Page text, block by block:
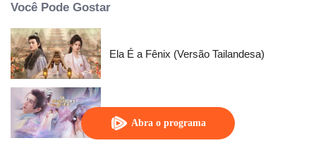
Abra o programa
Você Pode Gostar
Ela É a Fênix (Versão Tailandesa)
As Deliberações do Amor